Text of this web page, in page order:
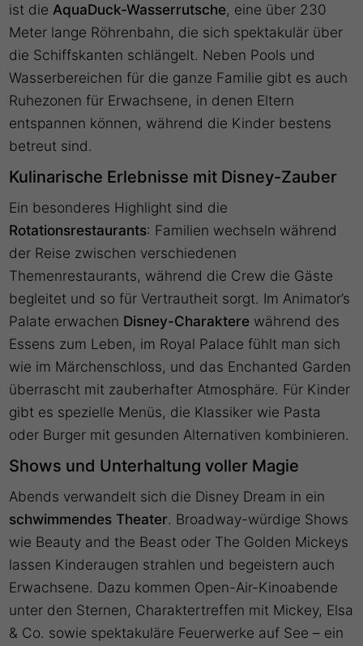
ist die AquaDuck-Wasserrutsche, eine über 230
Meter lange Röhrenbahn, die sich spektakulär über
die Schiffskanten schlängelt. Neben Pools und
Wasserbereichen für die ganze Familie gibt es auch
Ruhezonen für Erwachsene, in denen Eltern
entspannen können, während die Kinder bestens
betreut sind.
Kulinarische Erlebnisse mit Disney-Zauber
Ein besonderes Highlight sind die
Rotationsrestaurants: Familien wechseln während
der Reise zwischen verschiedenen
Themenrestaurants, während die Crew die Gäste
begleitet und so für Vertrautheit sorgt. Im Animator’s
Palate erwachen Disney-Charaktere während des
Essens zum Leben, im Royal Palace fühlt man sich
wie im Märchenschloss, und das Enchanted Garden
überrascht mit zauberhafter Atmosphäre. Für Kinder
gibt es spezielle Menüs, die Klassiker wie Pasta
oder Burger mit gesunden Alternativen kombinieren.
Shows und Unterhaltung voller Magie
Abends verwandelt sich die Disney Dream in ein
schwimmendes Theater. Broadway-würdige Shows
wie Beauty and the Beast oder The Golden Mickeys
lassen Kinderaugen strahlen und begeistern auch
Erwachsene. Dazu kommen Open-Air-Kinoabende
unter den Sternen, Charaktertreffen mit Mickey, Elsa
& Co. sowie spektakuläre Feuerwerke auf See – ein